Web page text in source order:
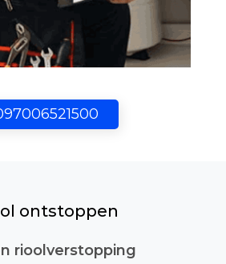
ontstoppen
rioolverstopping